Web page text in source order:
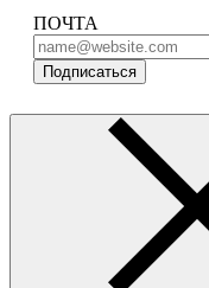
ПОЧТА
Подписаться